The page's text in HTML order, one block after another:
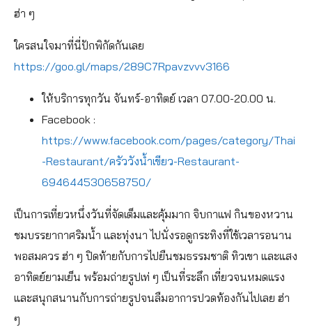
ฮ่า ๆ
ใครสนใจมาที่นี่ปักพิกัดกันเลย
https://goo.gl/maps/289C7Rpavzvvv3166
ให้บริการทุกวัน จันทร์-อาทิตย์ เวลา 07.00-20.00 น.
Facebook :
https://www.facebook.com/pages/category/Thai
-Restaurant/ครัววังน้ำเขียว-Restaurant-
694644530658750/
เป็นการเที่ยวหนึ่งวันที่จัดเต็มและคุ้มมาก จิบกาแฟ กินของหวาน
ชมบรรยากาศริมน้ำ และทุ่งนา ไปนั่งรอดูกระทิงที่ใช้เวลารอนาน
พอสมควร ฮ่า ๆ ปิดท้ายกับการไปยืนชมธรรมชาติ ทิวเขา และแสง
อาทิตย์ยามเย็น พร้อมถ่ายรูปเท่ ๆ เป็นที่ระลึก เที่ยวจนหมดแรง
และสนุกสนานกับการถ่ายรูปจนลืมอาการปวดท้องกันไปเลย ฮ่า
ๆ